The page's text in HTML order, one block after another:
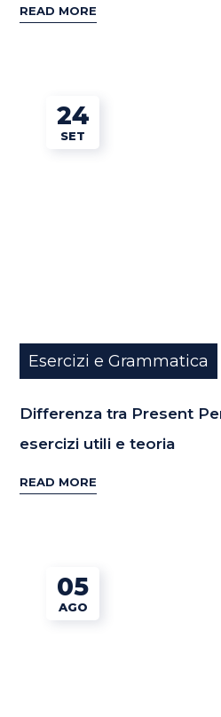
READ MORE
24
SET
Esercizi e Grammatica
Differenza tra Present
esercizi utili e teoria
READ MORE
05
AGO